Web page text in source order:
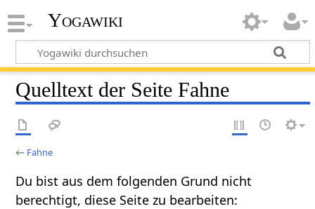
Yogawiki
Quelltext der Seite Fahne
← Fahne
Du bist aus dem folgenden Grund nicht
berechtigt, diese Seite zu bearbeiten: